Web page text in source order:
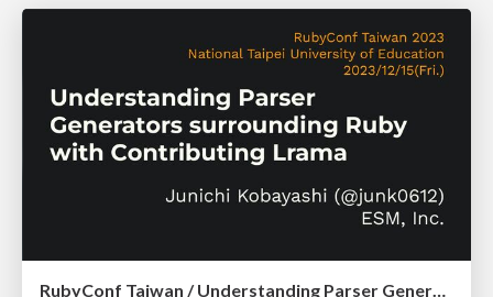
RubyConf Taiwan / Understanding Parser Generators surrounding Ruby with Contributing Lrama